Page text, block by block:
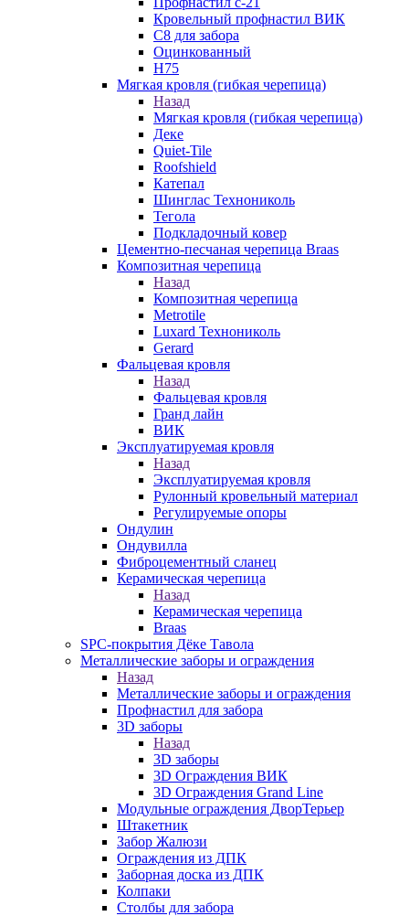
Кровельный профнастил ВИК
С8 для забора
Оцинкованный
Н75
Мягкая кровля (гибкая черепица)
Назад
Мягкая кровля (гибкая черепица)
Деке
Quiet-Tile
Roofshield
Катепал
Шинглас Технониколь
Тегола
Подкладочный ковер
Цементно-песчаная черепица Braas
Композитная черепица
Назад
Композитная черепица
Metrotile
Luxard Технониколь
Gerard
Фальцевая кровля
Назад
Фальцевая кровля
Гранд лайн
ВИК
Эксплуатируемая кровля
Назад
Эксплуатируемая кровля
Рулонный кровельный материал
Регулируемые опоры
Ондулин
Ондувилла
Фиброцементный сланец
Керамическая черепица
Назад
Керамическая черепица
Braas
SPC-покрытия Дёке Тавола
Металлические заборы и ограждения
Назад
Металлические заборы и ограждения
Профнастил для забора
3D заборы
Назад
3D заборы
3D Ограждения ВИК
3D Ограждения Grand Line
Модульные ограждения ДворТерьер
Штакетник
Забор Жалюзи
Ограждения из ДПК
Заборная доска из ДПК
Колпаки
Столбы для забора